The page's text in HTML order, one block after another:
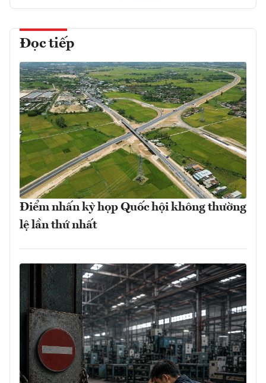
Đọc tiếp
Điểm nhấn kỳ họp Quốc hội không thường
lệ lần thứ nhất